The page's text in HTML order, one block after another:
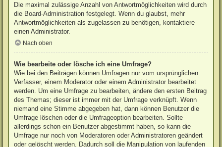
Die maximal zulässige Anzahl von Antwortmöglichkeiten wird durch
die Board-Administration festgelegt. Wenn du glaubst, mehr
Antwortmöglichkeiten als zugelassen zu benötigen, kontaktiere
einen Administrator.
Nach oben
Wie bearbeite oder lösche ich eine Umfrage?
Wie bei den Beiträgen können Umfragen nur vom ursprünglichen
Verfasser, einem Moderator oder einem Administrator bearbeitet
werden. Um eine Umfrage zu bearbeiten, ändere den ersten Beitrag
des Themas; dieser ist immer mit der Umfrage verknüpft. Wenn
niemand eine Stimme abgegeben hat, dann können Benutzer die
Umfrage löschen oder die Umfrageoption bearbeiten. Sollte
allerdings schon ein Benutzer abgestimmt haben, so kann die
Umfrage nur noch von Moderatoren oder Administratoren geändert
oder gelöscht werden. Dadurch soll die Manipulation von laufenden